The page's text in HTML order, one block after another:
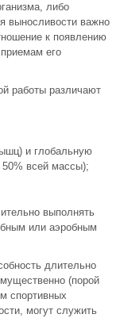
либо
выносливости важно
к появлению
его
работы различают
и глобальную
всей массы);
выполнять
или аэробным
длительно
(порой
спортивных
могут служить